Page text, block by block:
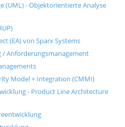
(UML) - Objektorientierte Analyse
(EA) von Sparx Systems
/ Anforderungsmanagement
Model + Integration (CMMI)
- Product Line Architecture